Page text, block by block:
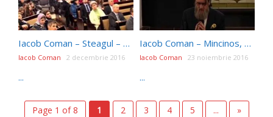
Iacob Coman – Steagul – valoare, dragoste și scop (12.02.2016)
Iacob Coman 2 decembrie 2016
...
Iacob Coman – Mincinos, neștiutor sau sfânt? (23.11.2016)
Iacob Coman 23 noiembrie 2016
...
Page 1 of 8 1 2 3 4 5 ...
»